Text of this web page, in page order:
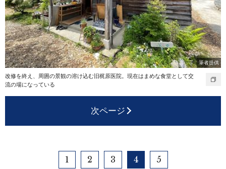
筆者提供
改修を終え、周囲の景観の溶け込む旧梶原医院。現在はまめな食堂として交
流の場になっている
次ページ
1 2 3 4 5